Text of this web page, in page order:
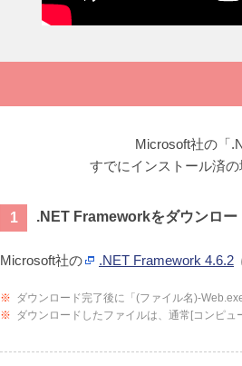
Microsoft社の「
すでにインストール済
.NET Frameworkをダウンロー
Microsoft社の .NET Framework 4.6.2
※ ダウンロード完了後に「(ファイル名)-
※ ダウンロードしたファイルは、通常[コンピュ